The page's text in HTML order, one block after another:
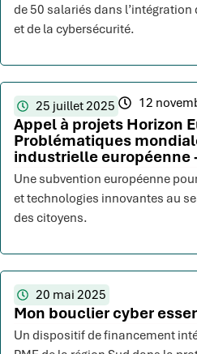
de 50 salariés dans
et de la cybersécurité.
25 juillet 2025 12
Appel à projets Horizon
Problématiques
industrielle européenne
Une subvention européenne
et technologies innovantes au
des citoyens.
20 mai 2025
Mon bouclier cyber
Un dispositif de financement